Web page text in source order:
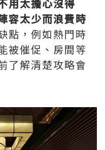
用太擔心沒得
容太少而浪費時
點，例如熱門時
被催促、房間等
了解清楚攻略會